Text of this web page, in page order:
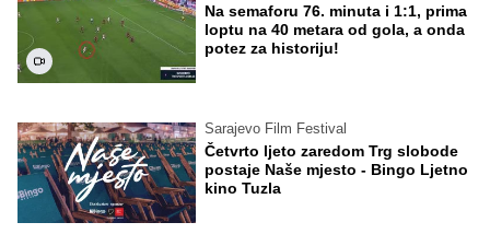
Na semaforu 76. minuta i 1:1, prima
loptu na 40 metara od gola, a onda
potez za historiju!
Sarajevo Film Festival
Četvrto ljeto zaredom Trg slobode
postaje Naše mjesto - Bingo Ljetno
kino Tuzla